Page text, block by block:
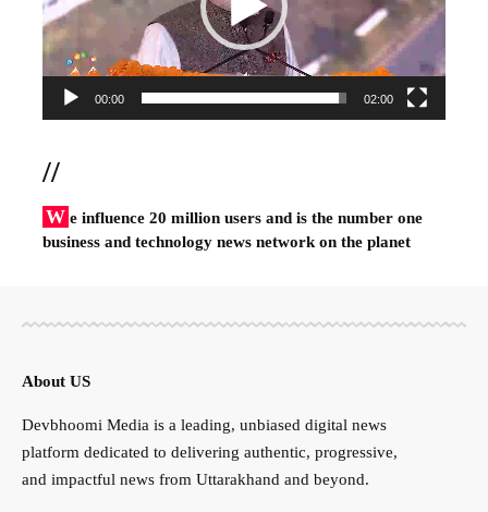
00:00 02:00
//
W e influence 20 million users and is the number one
business and technology news network on the planet
About US
Devbhoomi Media is a leading, unbiased digital news
platform dedicated to delivering authentic, progressive,
and impactful news from Uttarakhand and beyond.